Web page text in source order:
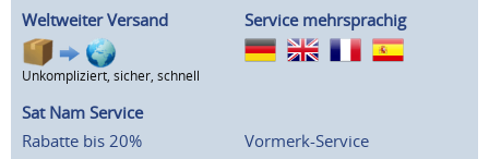
Weltweiter Versand
Unkompliziert, sicher, schnell
Service mehrsprachig
Sat Nam Service
Rabatte bis 20%
Vormerk-Service